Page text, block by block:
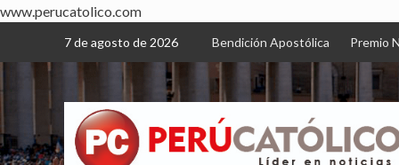
www.perucatolico.com
content
7 de agosto de 2026 Bendición Apostólica Premio